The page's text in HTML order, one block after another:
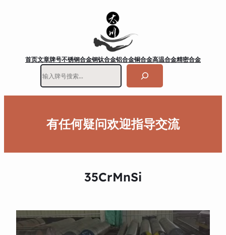
首页文章牌号不锈钢合金钢钛合金铝合金铜合金高温合金精密合金
有任何疑问欢迎指导交流
35CrMnSi